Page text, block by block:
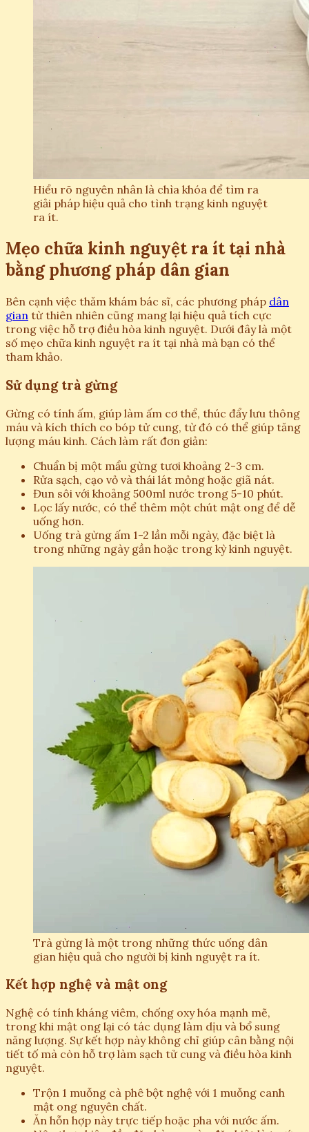
Hiểu rõ nguyên nhân là chìa khóa để tìm ra
giải pháp hiệu quả cho tình trạng kinh nguyệt
ra ít.
Mẹo chữa kinh nguyệt ra ít tại nhà
bằng phương pháp dân gian
Bên cạnh việc thăm khám bác sĩ, các phương pháp dân
gian từ thiên nhiên cũng mang lại hiệu quả tích cực
trong việc hỗ trợ điều hòa kinh nguyệt. Dưới đây là một
số mẹo chữa kinh nguyệt ra ít tại nhà mà bạn có thể
tham khảo.
Sử dụng trà gừng
Gừng có tính ấm, giúp làm ấm cơ thể, thúc đẩy lưu thông
máu và kích thích co bóp tử cung, từ đó có thể giúp tăng
lượng máu kinh. Cách làm rất đơn giản:
Chuẩn bị một mẩu gừng tươi khoảng 2-3 cm.
Rửa sạch, cạo vỏ và thái lát mỏng hoặc giã nát.
Đun sôi với khoảng 500ml nước trong 5-10 phút.
Lọc lấy nước, có thể thêm một chút mật ong để dễ
uống hơn.
Uống trà gừng ấm 1-2 lần mỗi ngày, đặc biệt là
trong những ngày gần hoặc trong kỳ kinh nguyệt.
Trà gừng là một trong những thức uống dân
gian hiệu quả cho người bị kinh nguyệt ra ít.
Kết hợp nghệ và mật ong
Nghệ có tính kháng viêm, chống oxy hóa mạnh mẽ,
trong khi mật ong lại có tác dụng làm dịu và bổ sung
năng lượng. Sự kết hợp này không chỉ giúp cân bằng nội
tiết tố mà còn hỗ trợ làm sạch tử cung và điều hòa kinh
nguyệt.
Trộn 1 muỗng cà phê bột nghệ với 1 muỗng canh
mật ong nguyên chất.
Ăn hỗn hợp này trực tiếp hoặc pha với nước ấm.